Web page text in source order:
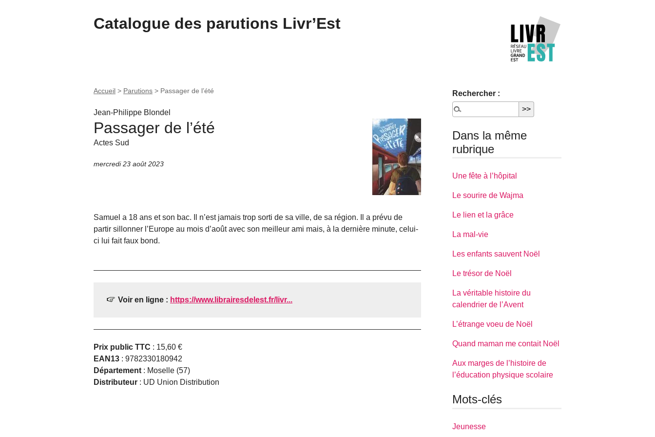
Catalogue des parutions Livr’Est
Accueil > Parutions > Passager de l’été
Jean-Philippe Blondel
Passager de l’été
Actes Sud
mercredi 23 août 2023
Samuel a 18 ans et son bac. Il n’est jamais trop sorti de sa ville, de sa région. Il a prévu de
partir sillonner l’Europe au mois d’août avec son meilleur ami mais, à la dernière minute, celui-
ci lui fait faux bond.
Voir en ligne : https://www.librairesdelest.fr/livr...
Prix public TTC : 15,60 €
EAN13 : 9782330180942
Département : Moselle (57)
Distributeur : UD Union Distribution
Rechercher :
Dans la même
rubrique
Une fête à l’hôpital
Le sourire de Wajma
Le lien et la grâce
La mal-vie
Les enfants sauvent Noël
Le trésor de Noël
La véritable histoire du
calendrier de l’Avent
L’étrange voeu de Noël
Quand maman me contait Noël
Aux marges de l’histoire de
l’éducation physique scolaire
Mots-clés
Jeunesse